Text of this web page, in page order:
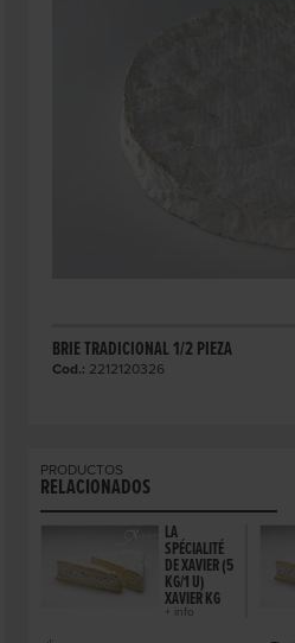
BRIE TRADICIONAL 1/2 PIEZA
Cod.: 2212120326
PRODUCTOS
RELACIONADOS
LA
SPÉCIALITÉ
DE XAVIER (5
KG/1 U)
XAVIER KG
+ info